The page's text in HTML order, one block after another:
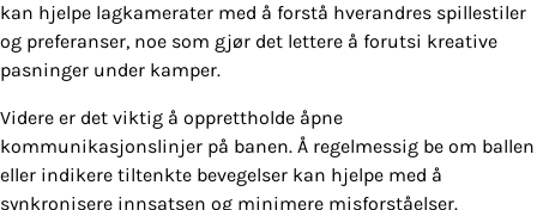
kan hjelpe lagkamerater med å forstå hverandres spillestiler
og preferanser, noe som gjør det lettere å forutsi kreative
pasninger under kamper.
Videre er det viktig å opprettholde åpne
kommunikasjonslinjer på banen. Å regelmessig be om ballen
eller indikere tiltenkte bevegelser kan hjelpe med å
synkronisere innsatsen og minimere misforståelser.